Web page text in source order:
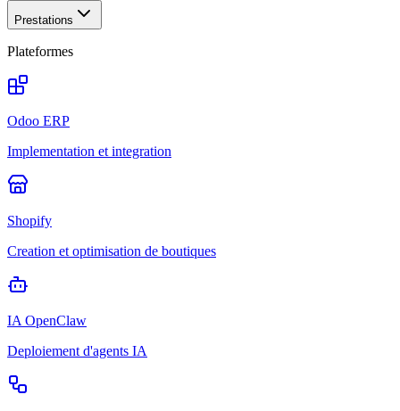
Prestations
Plateformes
Odoo ERP
Implementation et integration
Shopify
Creation et optimisation de boutiques
IA OpenClaw
Deploiement d'agents IA